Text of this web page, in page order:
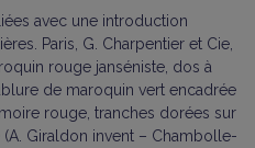
avec une introduction
Paris, G. Charpentier et Cie,
rouge janséniste, dos à
de maroquin vert encadrée
rouge, tranches dorées sur
Giraldon invent – Chambolle-